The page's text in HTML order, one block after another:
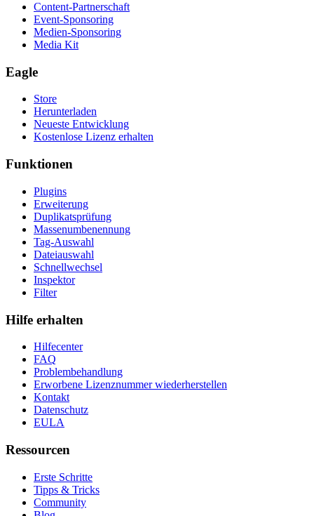
Content-Partnerschaft
Event-Sponsoring
Medien-Sponsoring
Media Kit
Eagle
Store
Herunterladen
Neueste Entwicklung
Kostenlose Lizenz erhalten
Funktionen
Plugins
Erweiterung
Duplikatsprüfung
Massenumbenennung
Tag-Auswahl
Dateiauswahl
Schnellwechsel
Inspektor
Filter
Hilfe erhalten
Hilfecenter
FAQ
Problembehandlung
Erworbene Lizenznummer wiederherstellen
Kontakt
Datenschutz
EULA
Ressourcen
Erste Schritte
Tipps & Tricks
Community